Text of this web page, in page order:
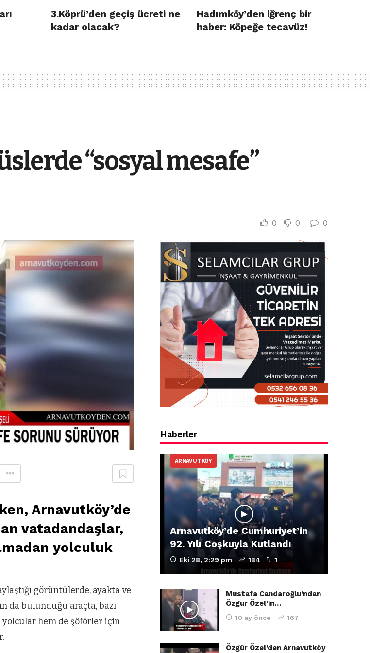
3.Köprü’den geçiş ücreti ne
kadar olacak?
Hadımköy’den iğrenç bir
haber: Köpeğe tecavüz!
“sosyal mesafe”
0 0 0
Arnavutköy’de
vatadandaşlar,
yolculuk
görüntülerde, ayakta ve
da bulunduğu araçta, bazı
yolcular hem de şöförler için
Haberler
ARNAVUTKÖY
Arnavutköy’de Cumhuriyet’in
92. Yılı Coşkuyla Kutlandı
Eki 28, 2:29 pm 184 1
Mustafa Candaroğlu’ndan
Özgür Özel’in…
10 ay önce 167
Özgür Özel’den Arnavutköy